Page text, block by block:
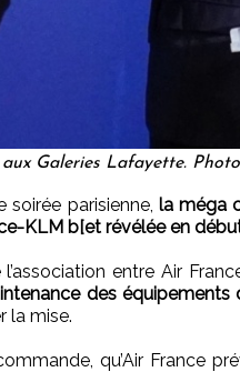
Galeries Lafayette.
parisienne, la méga
KLM b[et révélée en
entre Air
des équipements
la mise.
qu’Air France